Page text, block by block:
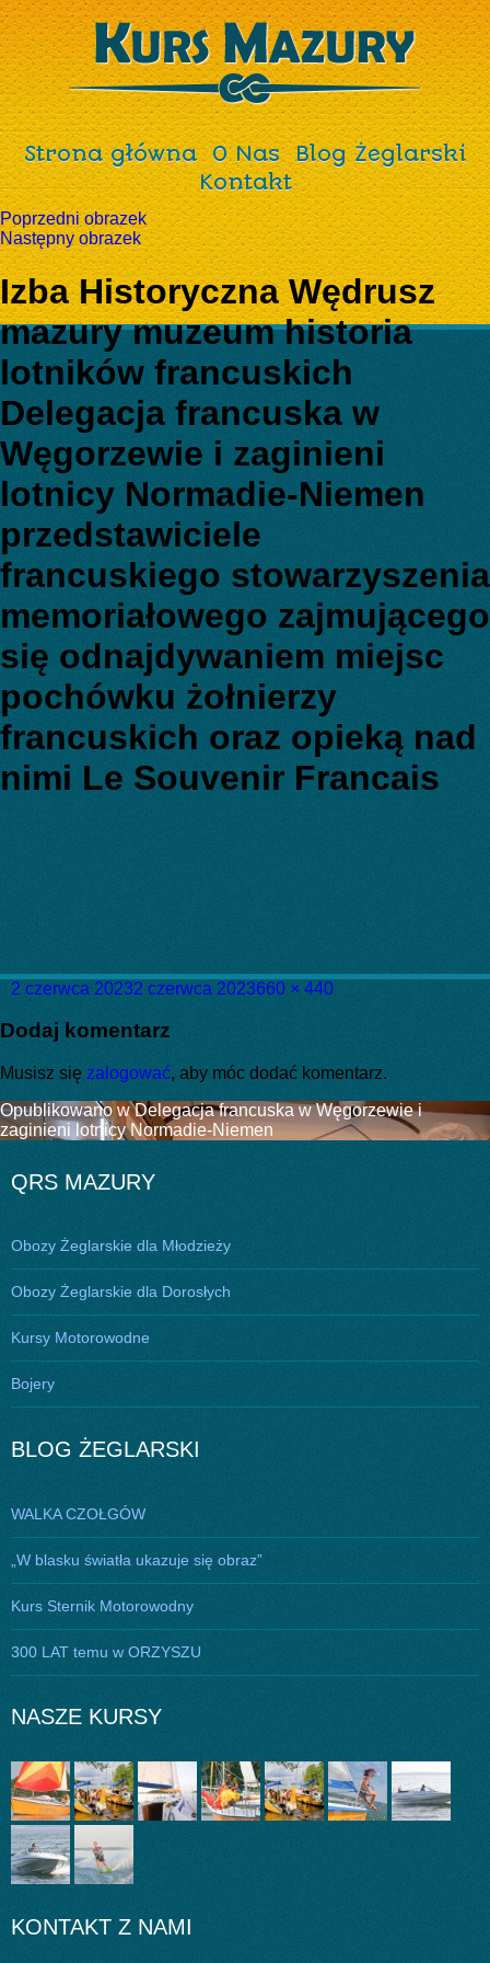
Strona główna O Nas
Blog Żeglarski
Kontakt
Poprzedni obrazek
Następny obrazek
Izba Historyczna Wędrusz
mazury muzeum historia
lotników francuskich
Delegacja francuska w
Węgorzewie i zaginieni
lotnicy Normadie-Niemen
przedstawiciele
francuskiego stowarzyszenia
memoriałowego zajmującego
się odnajdywaniem miejsc
pochówku żołnierzy
francuskich oraz opieką nad
nimi Le Souvenir Francais
Data
2 czerwca 20232 czerwca 2023Pełny
660 × 440
Dodaj komentarz
Musisz się zalogować, aby móc dodać komentarz.
Nawigacja
wpisu
Opublikowano wDelegacja francuska w Węgorzewie i
zaginieni lotnicy Normadie-Niemen
QRS MAZURY
Obozy Żeglarskie dla Młodzieży
Obozy Żeglarskie dla Dorosłych
Kursy Motorowodne
Bojery
BLOG ŻEGLARSKI
WALKA CZOŁGÓW
„W blasku światła ukazuje się obraz”
Kurs Sternik Motorowodny
300 LAT temu w ORZYSZU
NASZE KURSY
KONTAKT Z NAMI